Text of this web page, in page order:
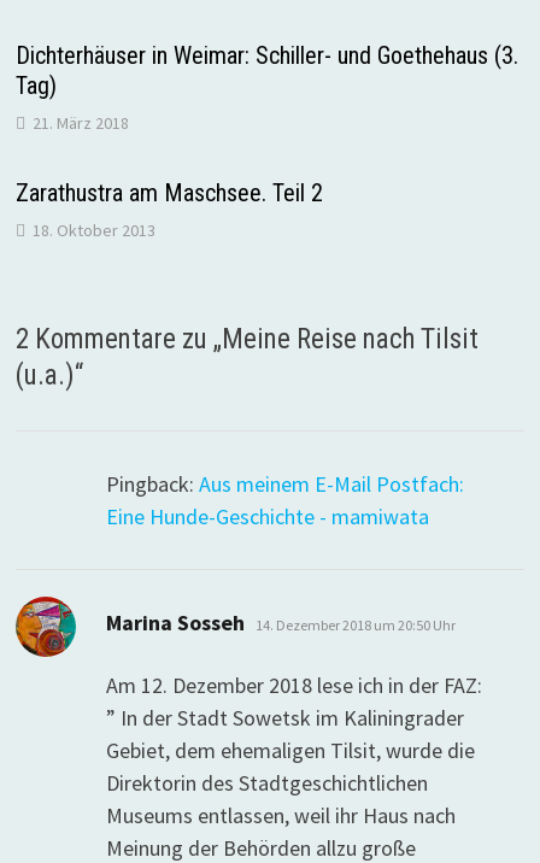
Dichterhäuser in Weimar: Schiller- und Goethehaus (3.
Tag)
21. März 2018
Zarathustra am Maschsee. Teil 2
18. Oktober 2013
2 Kommentare zu „Meine Reise nach Tilsit
(u.a.)“
Pingback: Aus meinem E-Mail Postfach:
Eine Hunde-Geschichte - mamiwata
Marina Sosseh sagt:
14. Dezember 2018 um 20:50 Uhr
Am 12. Dezember 2018 lese ich in der FAZ:
” In der Stadt Sowetsk im Kaliningrader
Gebiet, dem ehemaligen Tilsit, wurde die
Direktorin des Stadtgeschichtlichen
Museums entlassen, weil ihr Haus nach
Meinung der Behörden allzu große